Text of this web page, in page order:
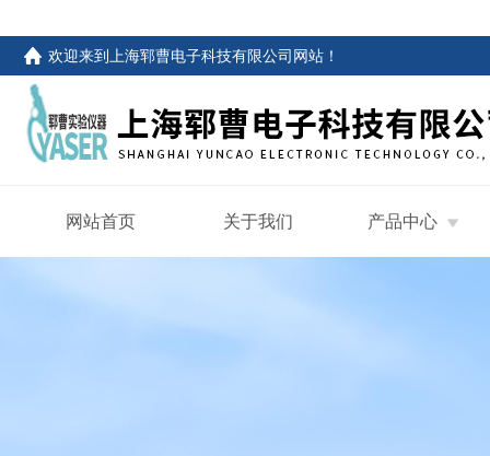
欢迎来到 上海郓曹电子科技有限公司网站 ！
网站首页 关于我们 产品中心